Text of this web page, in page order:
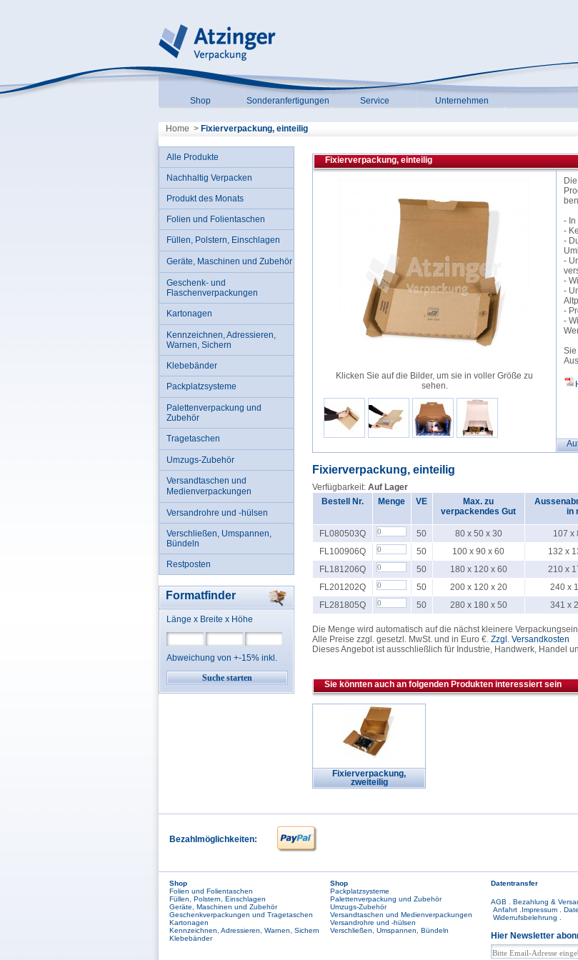
Shop Sonderanfertigungen Service Unternehmen
Home > Fixierverpackung, einteilig
Fixierverpackung, einteilig
- In
-
-
-
-
-
-
-
Klicken Sie auf die Bilder, um sie in voller Größe zu
sehen.
Fixierverpackung, einteilig
Verfügbarkeit: Auf Lager
Bestell Nr.
Menge VE
Max. zu
verpackendes Gut
in
FL080503Q
50 80 x 50 x 30 107 x
FL100906Q
50 100 x 90 x 60 132 x
FL181206Q
50 180 x 120 x 60 210 x
FL201202Q
50 200 x 120 x 20 240 x
FL281805Q
50 280 x 180 x 50 341 x
Die Menge wird automatisch auf die nächst kleinere
Alle Preise zzgl. gesetzl. MwSt. und in Euro €. Zzgl. Versandkosten
Dieses Angebot ist ausschließlich für Industrie, Handwerk, Handel
Sie könnten auch an folgenden Produkten interessiert sein
Fixierverpackung,
zweiteilig
Alle Produkte
Nachhaltig Verpacken
Produkt des Monats
Folien und Folientaschen
Füllen, Polstern, Einschlagen
Geräte, Maschinen und Zubehör
Geschenk- und
Flaschenverpackungen
Kartonagen
Kennzeichnen, Adressieren,
Warnen, Sichern
Klebebänder
Packplatzsysteme
Palettenverpackung und
Zubehör
Tragetaschen
Umzugs-Zubehör
Versandtaschen und
Medienverpackungen
Versandrohre und -hülsen
Verschließen, Umspannen,
Bündeln
Restposten
Formatfinder
Länge x Breite x Höhe
Abweichung von +-15% inkl.
Bezahlmöglichkeiten:
Shop
Folien und Folientaschen
Füllen, Polstern, Einschlagen
Geräte, Maschinen und Zubehör
Geschenkverpackungen und Tragetaschen
Kartonagen
Kennzeichnen, Adressieren, Warnen, Sichern
Klebebänder
Shop
Packplatzsysteme
Palettenverpackung und Zubehör
Umzugs-Zubehör
Versandtaschen und Medienverpackungen
Versandrohre und -hülsen
Verschließen, Umspannen, Bündeln
Datentransfer
AGB Bezahlung &
Anfahrt
Impressum
Widerrufsbelehrung
Hier Newsletter